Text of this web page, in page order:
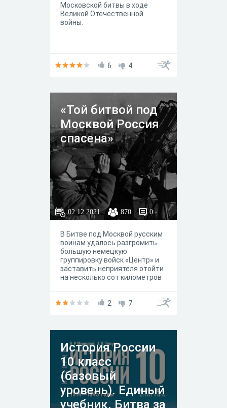
Московской битвы в ходе
Великой Отечественной
войны.
6 4
«Той битвой под
Москвой Россия
спасена»
02.12.2021 870 0
В Битве под Москвой русским
воинам удалось разгромить
большую немецкую
группировку войск «Центр» и
заставить неприятеля отойти
на несколько сот километров
психологическое значение.
боевой машины.
2 7
История России
10 класс
(базовый
уровень). Единый
учебник. Битва за